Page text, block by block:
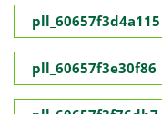
pll_60657f3d4a115
pll_60657f3e30f86